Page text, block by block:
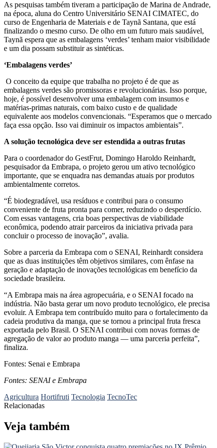
As pesquisas também tiveram a participação de Marina de Andrade,
na época, aluna do Centro Universitário SENAI CIMATEC, do
curso de Engenharia de Materiais e de Taynã Santana, que está
finalizando o mesmo curso. De olho em um futuro mais saudável,
Taynã espera que as embalagens ‘verdes’ tenham maior visibilidade
e um dia possam substituir as sintéticas.
‘Embalagens verdes’
O conceito da equipe que trabalha no projeto é de que as
embalagens verdes são promissoras e revolucionárias. Isso porque,
hoje, é possível desenvolver uma embalagem com insumos e
matérias-primas naturais, com baixo custo e de qualidade
equivalente aos modelos convencionais. “Esperamos que o mercado
faça essa opção. Isso vai diminuir os impactos ambientais”.
A solução tecnológica deve ser estendida a outras frutas
Para o coordenador do GestFrut, Domingo Haroldo Reinhardt,
pesquisador da Embrapa, o projeto gerou um ativo tecnológico
importante, que se enquadra nas demandas atuais por produtos
ambientalmente corretos.
“É biodegradável, usa resíduos e contribui para o consumo
conveniente de fruta pronta para comer, reduzindo o desperdício.
Com essas vantagens, cria boas perspectivas de viabilidade
econômica, podendo atrair parceiros da iniciativa privada para
concluir o processo de inovação”, avalia.
Sobre a parceria da Embrapa com o SENAI, Reinhardt considera
que as duas instituições têm objetivos similares, com ênfase na
geração e adaptação de inovações tecnológicas em benefício da
sociedade brasileira.
“A Embrapa mais na área agropecuária, e o SENAI focado na
indústria. Não basta gerar um novo produto tecnológico, ele precisa
evoluir. A Embrapa tem contribuído muito para o fortalecimento da
cadeia produtiva da manga, que se tornou a principal fruta fresca
exportada pelo Brasil. O SENAI contribui com novas formas de
agregação de valor ao produto manga — uma parceria perfeita”,
finaliza.
Fontes: Senai e Embrapa
Fontes: SENAI e Embrapa
Agricultura Hortifruti Tecnologia TecnoTec
Relacionadas
Veja também